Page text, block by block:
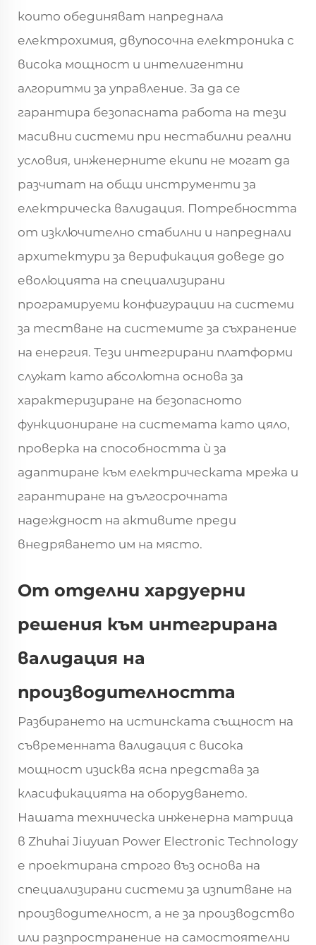
които обединяват напреднала
електрохимия, двупосочна електроника с
висока мощност и интелигентни
алгоритми за управление. За да се
гарантира безопасната работа на тези
масивни системи при нестабилни реални
условия, инженерните екипи не могат да
разчитат на общи инструменти за
електрическа валидация. Потребността
от изключително стабилни и напреднали
архитектури за верификация доведе до
еволюцията на специализирани
програмируеми конфигурации на системи
за тестване на системите за съхранение
на енергия. Тези интегрирани платформи
служат като абсолютна основа за
характеризиране на безопасното
функциониране на системата като цяло,
проверка на способността ѝ за
адаптиране към електрическата мрежа и
гарантиране на дългосрочната
надеждност на активите преди
внедряването им на място.
От отделни хардуерни
решения към интегрирана
валидация на
производителността
Разбирането на истинската същност на
съвременната валидация с висока
мощност изисква ясна представа за
класификацията на оборудването.
Нашата техническа инженерна матрица
в Zhuhai Jiuyuan Power Electronic Technology
е проектирана строго въз основа на
специализирани системи за изпитване на
производителност, а не за производство
или разпространение на самостоятелни